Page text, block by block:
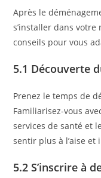
Après le
s’installer dans
conseils pour vous
5.1 Découverte
Prenez le temps de
Familiarisez-vous
services de santé et
sentir plus à l’aise et
5.2 S’inscrire à